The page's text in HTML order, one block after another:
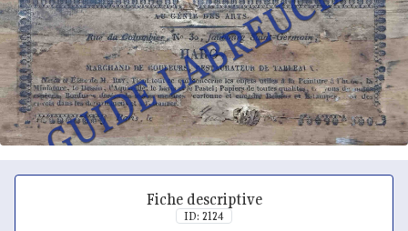
Fiche descriptive
ID: 2124